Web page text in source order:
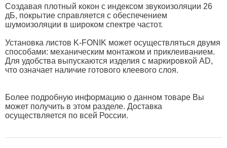
Создавая плотный кокон с индексом звукоизоляции 26
дБ, покрытие справляется с обеспечением
шумоизоляции в широком спектре частот.
Установка листов K-FONIK может осуществляться двумя
способами: механическим монтажом и приклеиванием.
Для удобства выпускаются изделия с маркировкой AD,
что означает наличие готового клеевого слоя.
Более подробную информацию о данном товаре Вы
может получить в этом разделе. Доставка
осуществляется по всей России.